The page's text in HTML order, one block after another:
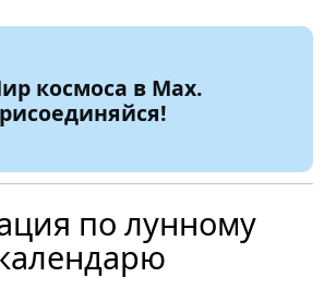
космоса в Max.
по лунному